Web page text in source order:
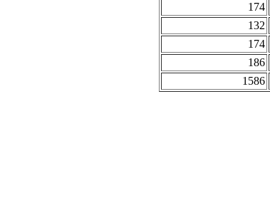
174
132
174
186
1586